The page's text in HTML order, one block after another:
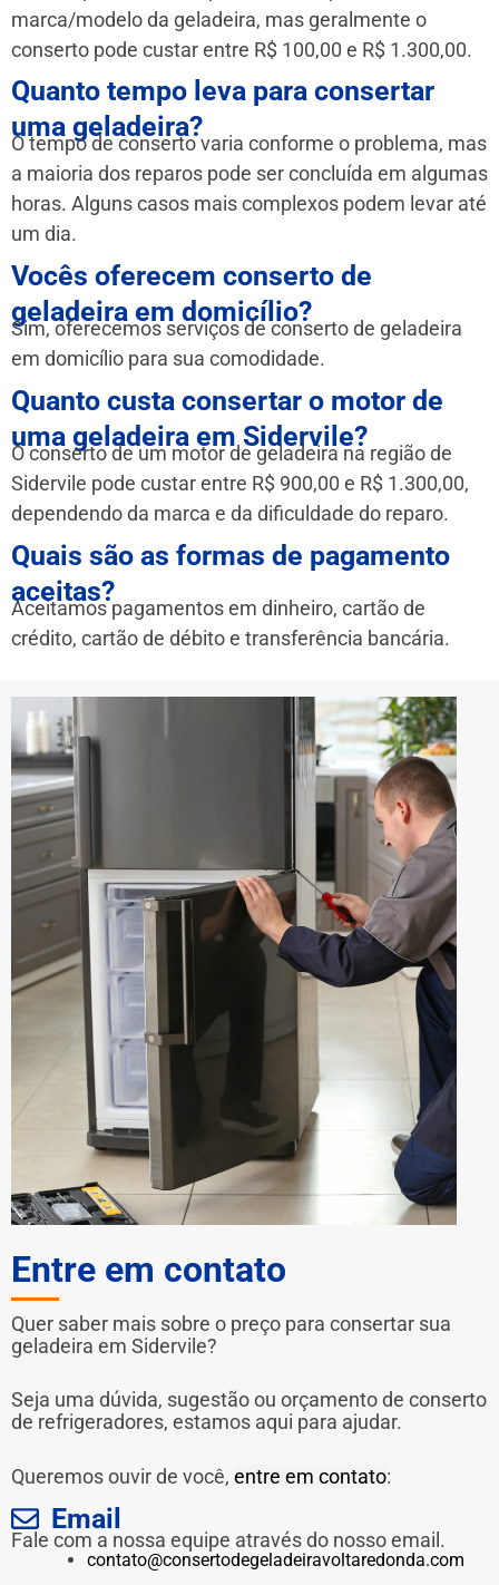
marca/modelo da geladeira, mas geralmente o
conserto pode custar entre R$ 100,00 e R$ 1.300,00.
Quanto tempo leva para consertar
uma geladeira?
O tempo de conserto varia conforme o problema, mas
a maioria dos reparos pode ser concluída em algumas
horas. Alguns casos mais complexos podem levar até
um dia.
Vocês oferecem conserto de
geladeira em domicílio?
Sim, oferecemos serviços de conserto de geladeira
em domicílio para sua comodidade.
Quanto custa consertar o motor de
uma geladeira em Sidervile?
O conserto de um motor de geladeira na região de
Sidervile pode custar entre R$ 900,00 e R$ 1.300,00,
dependendo da marca e da dificuldade do reparo.
Quais são as formas de pagamento
aceitas?
Aceitamos pagamentos em dinheiro, cartão de
crédito, cartão de débito e transferência bancária.
Entre em contato
Quer saber mais sobre o preço para consertar sua
geladeira em Sidervile?
Seja uma dúvida, sugestão ou orçamento de conserto
de refrigeradores, estamos aqui para ajudar.
Queremos ouvir de você, entre em contato:
Email
Fale com a nossa equipe através do nosso email.
contato@consertodegeladeiravoltaredonda.com